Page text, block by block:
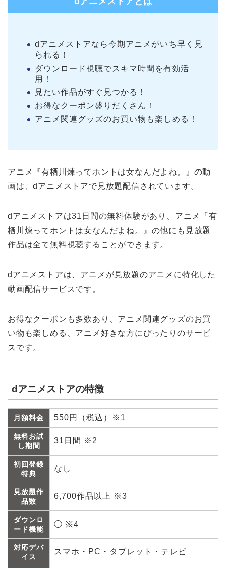
dアニメストアなら今期アニメがいち早く見
られる！
ダウンロード視聴でスキマ時間を有効活
用！
見たい作品がすぐ見つかる！
お得なクーポン盛りだくさん！
アニメ関連グッズのお買い物も楽しめる！
アニメ『有栖川煉ってホントは女なんだよね。』の動
画は、dアニメストアで見放題配信されています。
dアニメストアは31日間の無料体験があり、アニメ『有
栖川煉ってホントは女なんだよね。』の他にも見放題
作品は全て無料視聴することができます。
dアニメストアは、アニメが見放題のアニメに特化した
動画配信サービスです。
お得なクーポンも多数あり、アニメ関連グッズのお買
い物も楽しめる、アニメ好きな方にぴったりのサービ
スです。
dアニメストアの特徴
月額料金 550円（税込）※1
無料お試
し期間
31日間 ※2
初回登録
特典
なし
見放題作
品数
6,700作品以上 ※3
ダウンロ
ード機能
◯ ※4
対応デバ
イス
スマホ・PC・タブレット・テレビ